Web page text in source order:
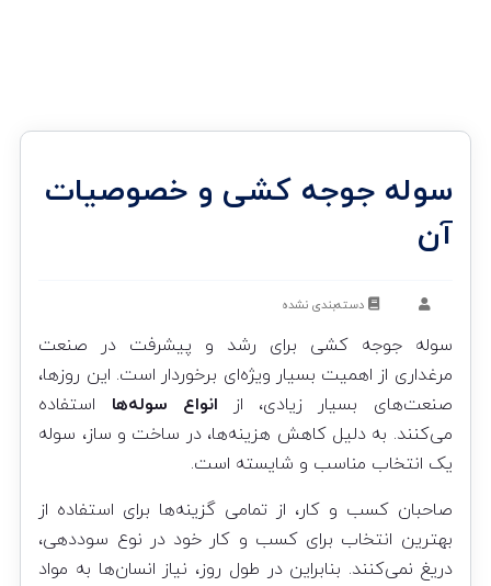
سوله جوجه کشی و خصوصیات
آن
دسته‌بندی نشده
سوله جوجه کشی برای رشد و پیشرفت در صنعت
مرغداری از اهمیت بسیار ویژه‌ای برخوردار است. این روز‌ها،
صنعت‌های بسیار زیادی، از انواع سوله‌ها استفاده
می‌کنند. به دلیل کاهش هزینه‌ها، در ساخت و ساز، سوله
یک انتخاب مناسب و شایسته است.
صاحبان کسب و کار، از تمامی گزینه‌ها برای استفاده از
بهترین انتخاب برای کسب و کار خود در نوع سوددهی،
دریغ نمی‌کنند. بنابراین در طول روز، نیاز انسان‌ها به مواد